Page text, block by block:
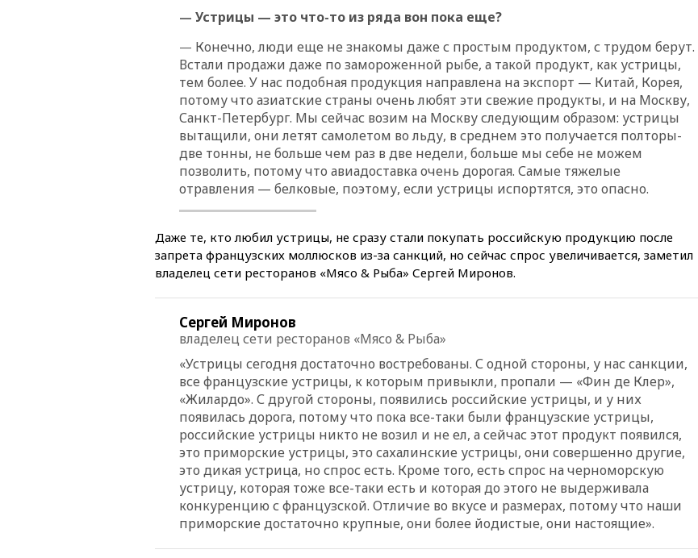
вчера, 22:15 Путин заслушал
доклад о ситуации на
добропольском направлении
вчера, 21:58Генпрокуратура
признала нежелательным в
РФ американский Human
Rights Foundation
вчера, 21:35«Аэрофлот»
и Геленджик
выиграл золото чемпионата
Европы в прыжках с 10-
метровой вышки
вчера, 21:00В России вновь
обсуждают эксперимент по
онлайн-продаже алкоголя
вчера, 20:45 Матвиенко:
россиянам могут
рекомендовать не посещать
Армению
вчера, 20:35
ПВО за день
сбила еще 281 украинский
беспилотник над Россией
Ямпольская
призвала оптимизировать
— Устрицы — это что-то из ряда вон пока еще?
— Конечно, люди еще не знакомы даже с простым продуктом, с трудом берут.
Встали продажи даже по замороженной рыбе, а такой продукт, как устрицы,
тем более. У нас подобная продукция направлена на экспорт — Китай, Корея,
потому что азиатские страны очень любят эти свежие продукты, и на Москву,
Санкт-Петербург. Мы сейчас возим на Москву следующим образом: устрицы
вытащили, они летят самолетом во льду, в среднем это получается полторы-
две тонны, не больше чем раз в две недели, больше мы себе не можем
позволить, потому что авиадоставка очень дорогая. Самые тяжелые
отравления — белковые, поэтому, если устрицы испортятся, это опасно.
Даже те, кто любил устрицы, не сразу стали покупать российскую продукцию после
запрета французских моллюсков из-за санкций, но сейчас спрос увеличивается, заметил
владелец сети ресторанов «Мясо & Рыба» Сергей Миронов.
Сергей Миронов
владелец сети ресторанов «Мясо & Рыба»
«Устрицы сегодня достаточно востребованы. С одной стороны, у нас санкции,
все французские устрицы, к которым привыкли, пропали — «Фин де Клер»,
«Жилардо». С другой стороны, появились российские устрицы, и у них
появилась дорога, потому что пока все-таки были французские устрицы,
российские устрицы никто не возил и не ел, а сейчас этот продукт появился,
это приморские устрицы, это сахалинские устрицы, они совершенно другие,
это дикая устрица, но спрос есть. Кроме того, есть спрос на черноморскую
устрицу, которая тоже все-таки есть и которая до этого не выдерживала
конкуренцию с французской. Отличие во вкусе и размерах, потому что наши
приморские достаточно крупные, они более йодистые, они настоящие».